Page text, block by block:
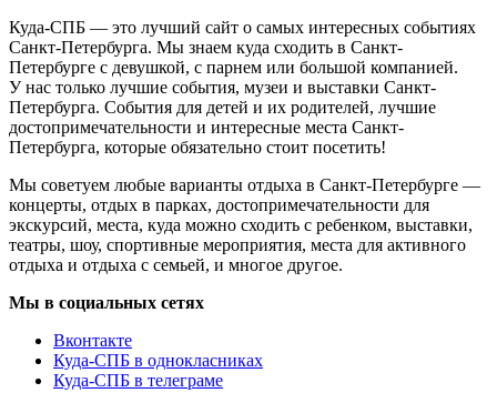
Куда-СПБ — это лучший сайт о самых интересных событиях
Санкт-Петербурга. Мы знаем куда сходить в Санкт-
Петербурге с девушкой, с парнем или большой компанией.
У нас только лучшие события, музеи и выставки Санкт-
Петербурга. События для детей и их родителей, лучшие
достопримечательности и интересные места Санкт-
Петербурга, которые обязательно стоит посетить!
Мы советуем любые варианты отдыха в Санкт-Петербурге —
концерты, отдых в парках, достопримечательности для
экскурсий, места, куда можно сходить с ребенком, выставки,
театры, шоу, спортивные мероприятия, места для активного
отдыха и отдыха с семьей, и многое другое.
Мы в социальных сетях
Вконтакте
Куда-СПБ в однокласниках
Куда-СПБ в телеграме